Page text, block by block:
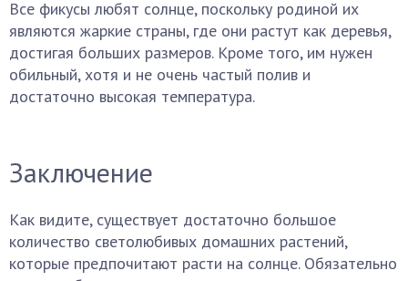
Все фикусы любят солнце, поскольку родиной их
являются жаркие страны, где они растут как деревья,
достигая больших размеров. Кроме того, им нужен
обильный, хотя и не очень частый полив и
достаточно высокая температура.
Заключение
Как видите, существует достаточно большое
количество светолюбивых домашних растений,
которые предпочитают расти на солнце. Обязательно